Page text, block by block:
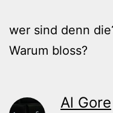
wer sind denn
Warum bloss?
Al Gore